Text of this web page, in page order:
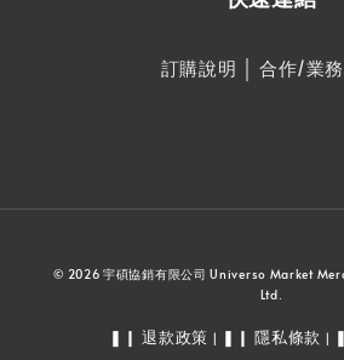
訂購說明 合作/業
© 2026 宇碩協銷有限公司 Universo Market
Ltd.
❚❙ 退款政策 | ❚❙ 隱私條款 |